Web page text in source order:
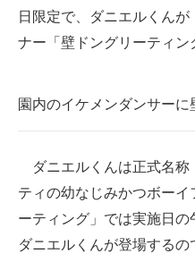
ITの今と未来を見通す
スマホと通信の最新トレンド
ビジネスと働き方のヒント
AI活用のいまが分かる
企業ITのトレンドを詳説
日限定で、ダニエルくん
ナー「壁ドングリーティン
園内のイケメンダンサー
ダニエルくんは正式名称
ティの幼なじみかつボーイ
ーティング」では実施日
ダニエルくんが登場する